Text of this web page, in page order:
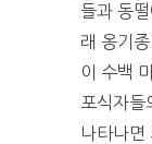
들과 동
래 옹기
이 수백
포식자들
나타나면